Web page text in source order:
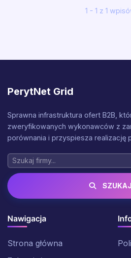
1 - 1 z 1
PerytNet Grid
Sprawna infrastruktura ofert B2B,
zweryfikowanych wykonawców z
porównania i przyspiesza realizację
SZUKAJ
Nawigacja
Strona główna